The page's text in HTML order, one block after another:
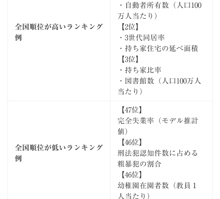
全国順位が高いランキング
例
・自動者所有数（人口100
万人当たり）
【2位】
・3世代同居率
・持ち家住宅の延べ面積
【3位】
・持ち家比率
・図書館数（人口100万人
当たり）
全国順位が低いランキング
例
【47位】
完全失業率（モデル推計
値）
【46位】
刑法犯認知件数に占める
粗暴犯の割合
【46位】
幼稚園在園者数（教員１
人当たり）